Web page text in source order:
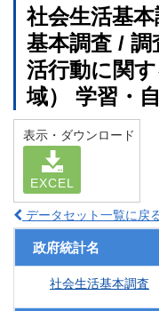
社会生活基
基本調査 /
活行動に関
域） 学習・
表示・ダウンロード
EXCEL
データセット一覧に戻
政府統計名
社会生活基本調査